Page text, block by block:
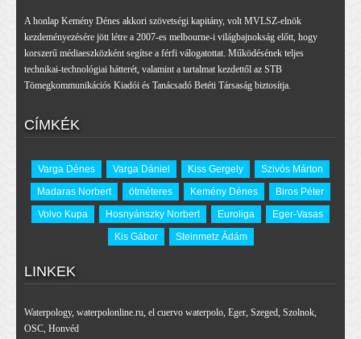
A honlap Kemény Dénes akkori szövetségi kapitány, volt MVLSZ-elnök
kezdeményezésére jött létre a 2007-es melbourne-i világbajnokság előtt, hogy
korszerű médiaeszközként segítse a férfi válogatottat. Működésének teljes
technikai-technológiai hátterét, valamint a tartalmat kezdettől az STB
Tömegkommunikációs Kiadói és Tanácsadó Betéti Társaság biztosítja.
CÍMKÉK
Varga Dénes Varga Dániel Kiss Gergely
Szivós Márton
Madaras Norbert
ötméteres Kemény Dénes
Biros Péter
Volvo Kupa
Hosnyánszky Norbert Euroliga
Eger-Vasas
Kis Gábor
Steinmetz Ádám
LINKEK
Waterpology, waterpolonline.ru, el cuervo waterpolo, Eger, Szeged, Szolnok,
OSC, Honvéd